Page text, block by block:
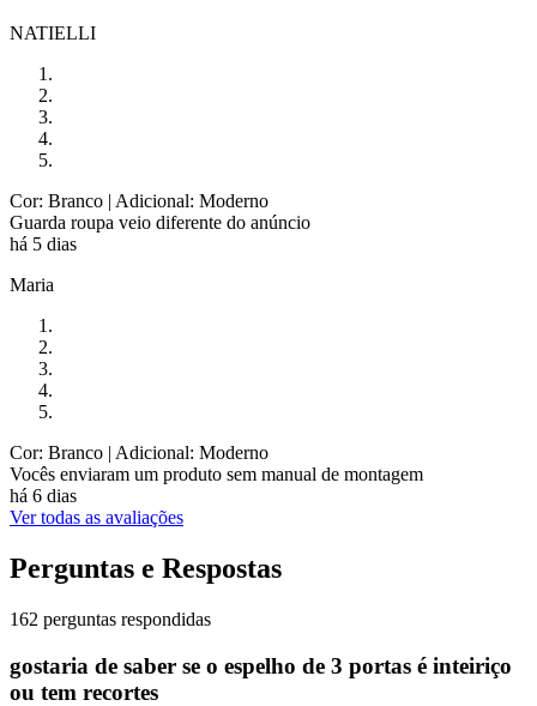
NATIELLI
Cor: Branco | Adicional: Moderno
Guarda roupa veio diferente do anúncio
há 5 dias
Maria
Cor: Branco | Adicional: Moderno
Vocês enviaram um produto sem manual de montagem
há 6 dias
Ver todas as avaliações
Perguntas e Respostas
162 perguntas respondidas
gostaria de saber se o espelho de 3 portas é inteiriço
ou tem recortes